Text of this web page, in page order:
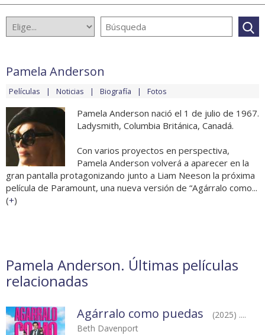
Pamela Anderson
Películas Noticias Biografía Fotos
Pamela Anderson nació el 1 de julio de 1967.
Ladysmith, Columbia Británica, Canadá.
Con varios proyectos en perspectiva,
Pamela Anderson volverá a aparecer en la
gran pantalla protagonizando junto a Liam Neeson la próxima
película de Paramount, una nueva versión de “Agárralo como...
(+)
Pamela Anderson. Últimas películas
relacionadas
Agárralo como puedas
(2025) ....
Beth Davenport